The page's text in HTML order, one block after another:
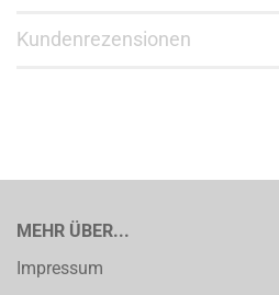
Kundenrezensionen
MEHR ÜBER...
Impressum